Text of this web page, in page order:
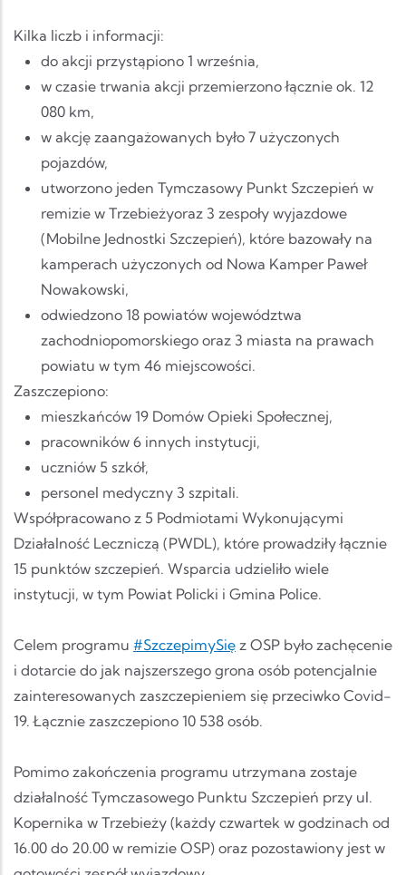
Kilka liczb i informacji:
do akcji przystąpiono 1 września,
w czasie trwania akcji przemierzono łącznie ok. 12
080 km,
w akcję zaangażowanych było 7 użyczonych
pojazdów,
utworzono jeden Tymczasowy Punkt Szczepień w
remizie w Trzebieżyoraz 3 zespoły wyjazdowe
(Mobilne Jednostki Szczepień), które bazowały na
kamperach użyczonych od Nowa Kamper Paweł
Nowakowski,
odwiedzono 18 powiatów województwa
zachodniopomorskiego oraz 3 miasta na prawach
powiatu w tym 46 miejscowości.
Zaszczepiono:
mieszkańców 19 Domów Opieki Społecznej,
pracowników 6 innych instytucji,
uczniów 5 szkół,
personel medyczny 3 szpitali.
Współpracowano z 5 Podmiotami Wykonującymi
Działalność Leczniczą (PWDL), które prowadziły łącznie
15 punktów szczepień. Wsparcia udzieliło wiele
instytucji, w tym Powiat Policki i Gmina Police.
Celem programu #SzczepimySię z OSP było zachęcenie
i dotarcie do jak najszerszego grona osób potencjalnie
zainteresowanych zaszczepieniem się przeciwko Covid-
19. Łącznie zaszczepiono 10 538 osób.
Pomimo zakończenia programu utrzymana zostaje
działalność Tymczasowego Punktu Szczepień przy ul.
Kopernika w Trzebieży (każdy czwartek w godzinach od
16.00 do 20.00 w remizie OSP) oraz pozostawiony jest w